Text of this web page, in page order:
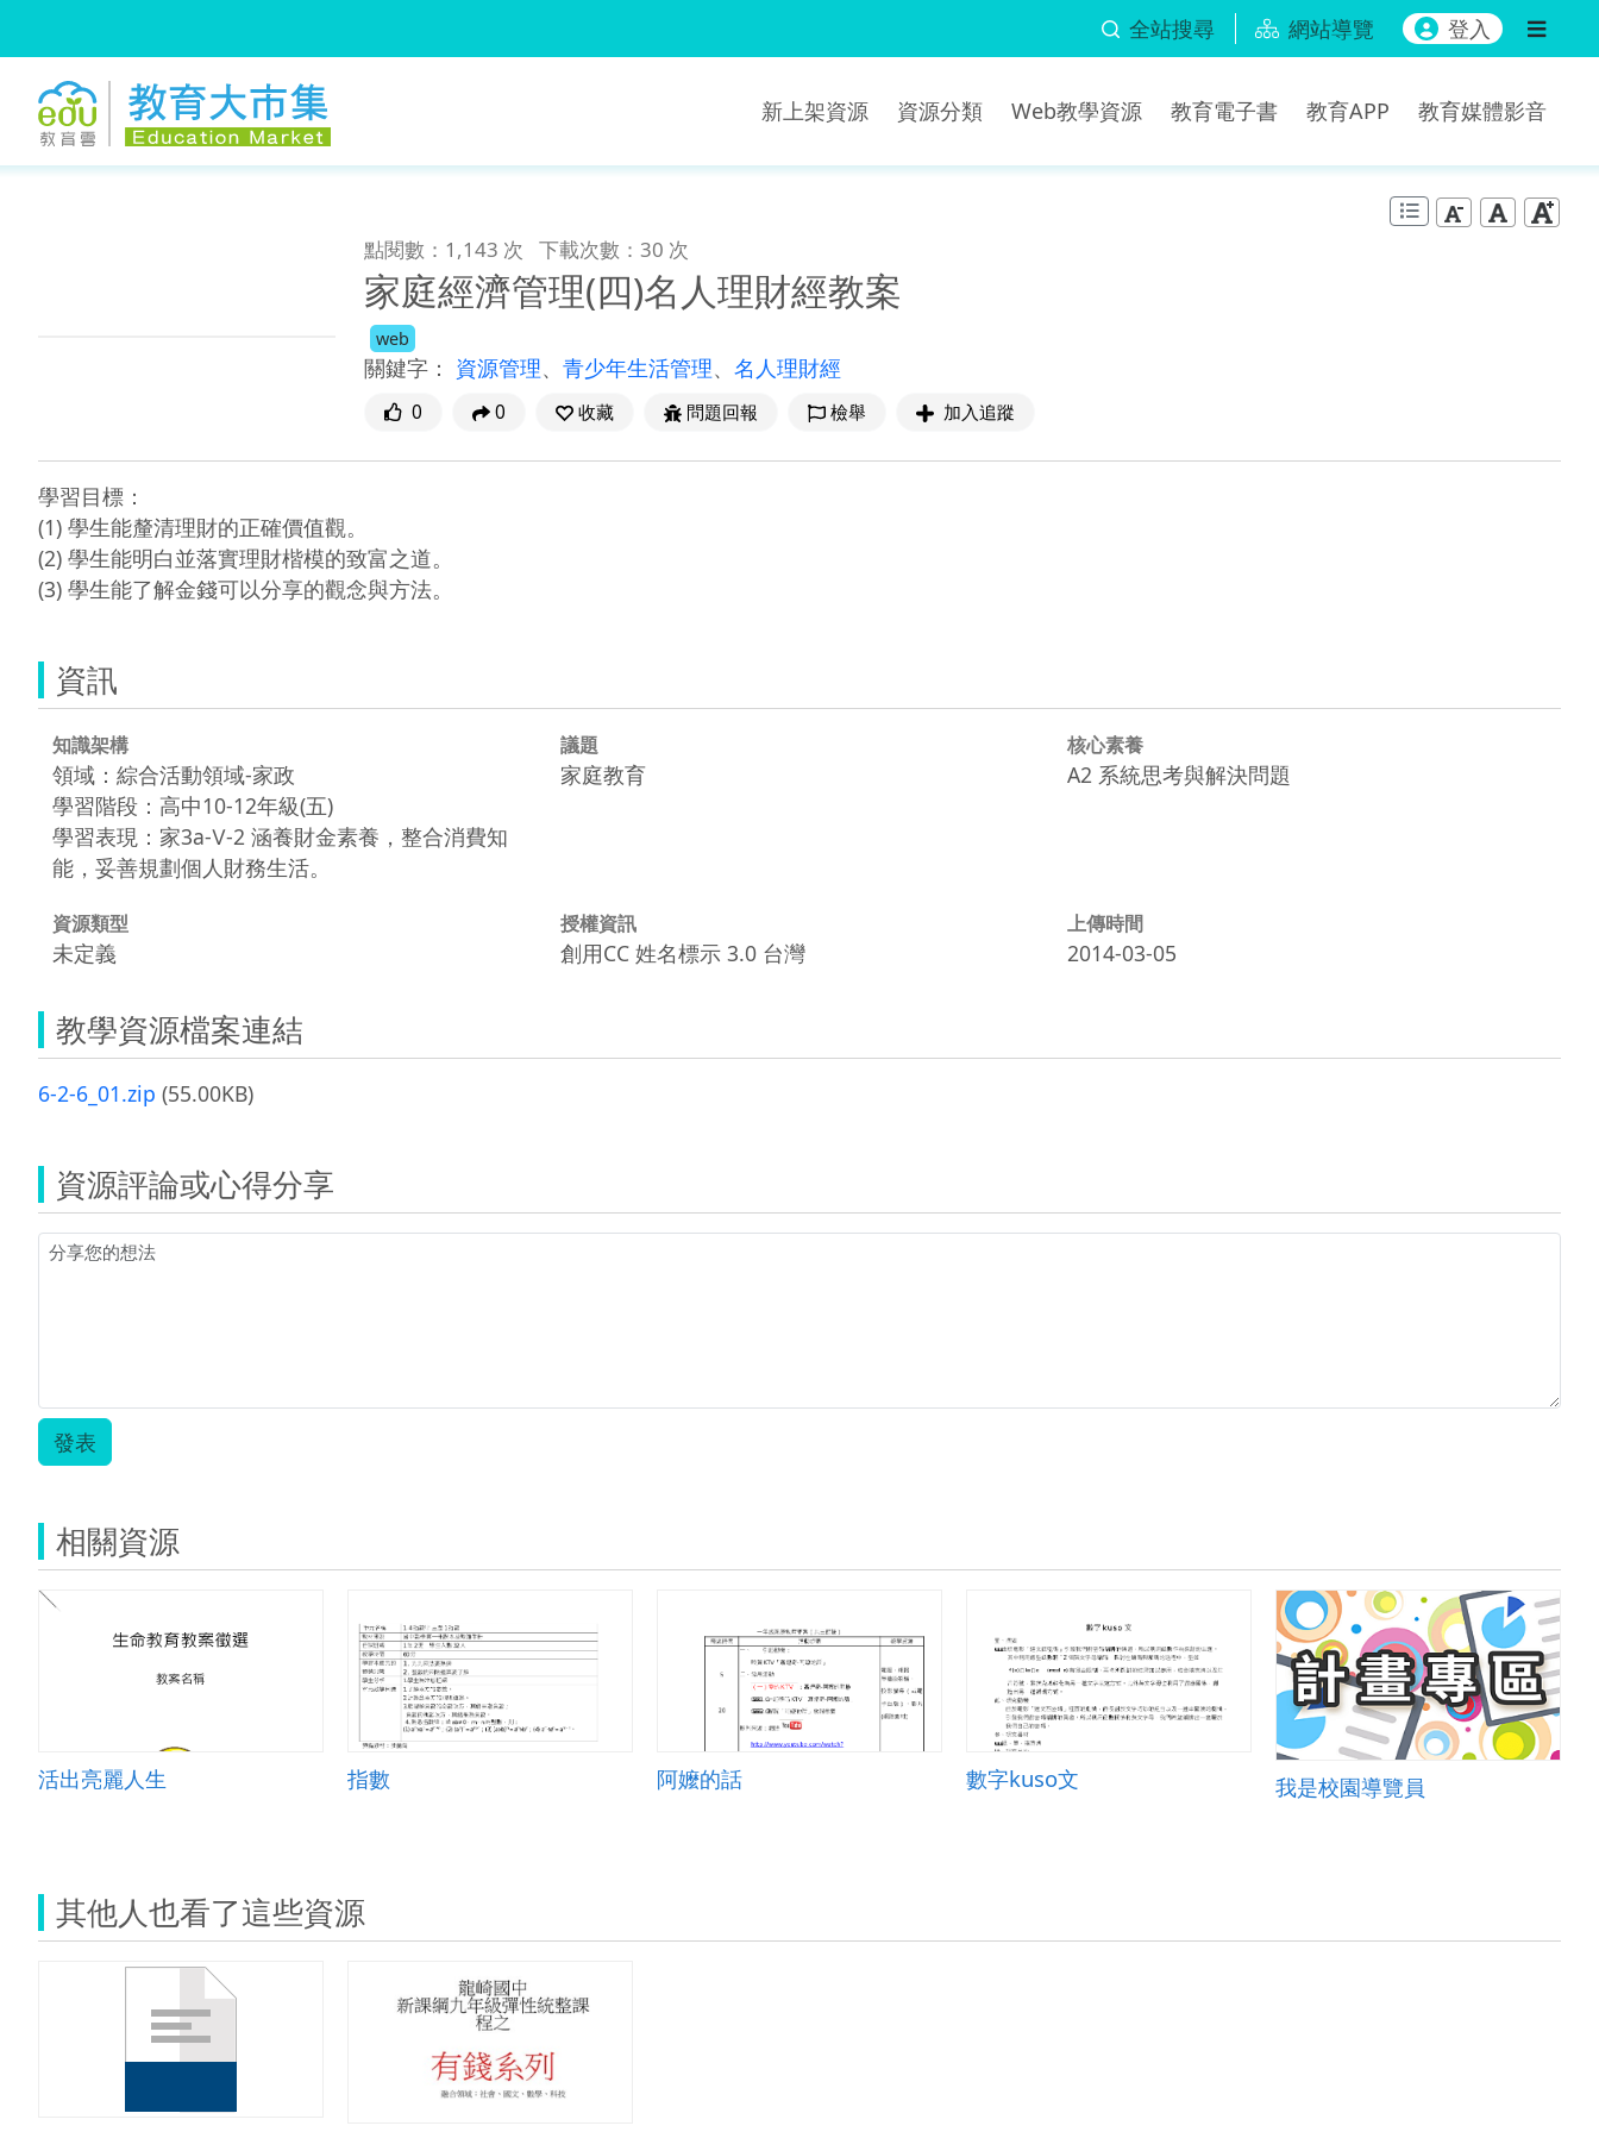
全站搜尋 網站導覽 登入
新上架資源 資源分類 Web教學資源 教育電子書 教育APP 教育媒體影音
點閱數：1,143 次 下載次數：30 次
家庭經濟管理(四)名人理財經教案
web
關鍵字： 資源管理、 青少年生活管理、 名人理財經
0 0 收藏 問題回報 檢舉 加入追蹤
學習目標：
(1) 學生能釐清理財的正確價值觀。
(2) 學生能明白並落實理財楷模的致富之道。
(3) 學生能了解金錢可以分享的觀念與方法。
資訊
知識架構
領域：綜合活動領域-家政
學習階段：高中10-12年級(五)
學習表現：家3a-Ⅴ-2 涵養財金素養，整合消費知
能，妥善規劃個人財務生活。
議題
家庭教育
核心素養
A2 系統思考與解決問題
資源類型
未定義
授權資訊
創用CC 姓名標示 3.0 台灣
上傳時間
2014-03-05
教學資源檔案連結
6-2-6_01.zip (55.00KB)
資源評論或心得分享
發表
相關資源
活出亮麗人生 指數 阿嬤的話 數字kuso文 我是校園導覽員
其他人也看了這些資源